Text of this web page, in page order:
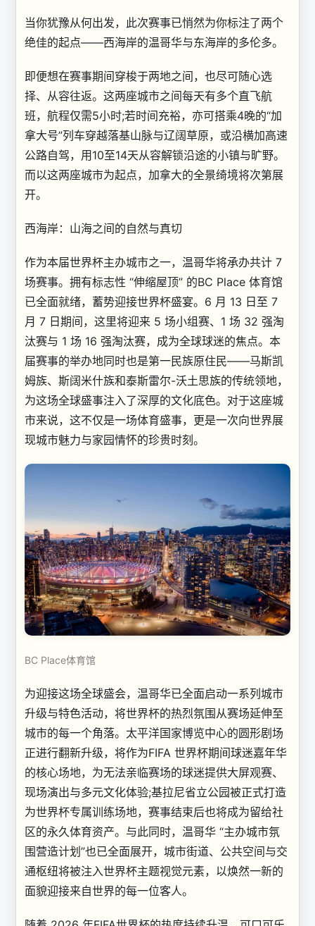
当你犹豫从何出发，此次赛事已悄然为你标注了两个
绝佳的起点——西海岸的温哥华与东海岸的多伦多。
即便想在赛事期间穿梭于两地之间，也尽可随心选
择、从容往返。这两座城市之间每天有多个直飞航
班，航程仅需5小时;若时间充裕，亦可搭乘4晚的“加
拿大号”列车穿越落基山脉与辽阔草原，或沿横加高速
公路自驾，用10至14天从容解锁沿途的小镇与旷野。
而以这两座城市为起点，加拿大的全景绮境将次第展
开。
西海岸：山海之间的自然与真切
作为本届世界杯主办城市之一，温哥华将承办共计 7
场赛事。拥有标志性 “伸缩屋顶” 的BC Place 体育馆
已全面就绪，蓄势迎接世界杯盛宴。6 月 13 日至 7
月 7 日期间，这里将迎来 5 场小组赛、1 场 32 强淘
汰赛与 1 场 16 强淘汰赛，成为全球球迷的焦点。本
届赛事的举办地同时也是第一民族原住民——马斯凯
姆族、斯阔米什族和泰斯雷尔-沃土思族的传统领地，
为这场全球盛事注入了深厚的文化底色。对于这座城
市来说，这不仅是一场体育盛事，更是一次向世界展
现城市魅力与家园情怀的珍贵时刻。
BC Place体育馆
为迎接这场全球盛会，温哥华已全面启动一系列城市
升级与特色活动，将世界杯的热烈氛围从赛场延伸至
城市的每一个角落。太平洋国家博览中心的圆形剧场
正进行翻新升级，将作为FIFA 世界杯期间球迷嘉年华
的核心场地，为无法亲临赛场的球迷提供大屏观赛、
现场演出与多元文化体验;基拉尼省立公园被正式打造
为世界杯专属训练场地，赛事结束后也将成为留给社
区的永久体育资产。与此同时，温哥华 “主办城市氛
围营造计划”也已全面展开，城市街道、公共空间与交
通枢纽将被注入世界杯主题视觉元素，以焕然一新的
面貌迎接来自世界的每一位客人。